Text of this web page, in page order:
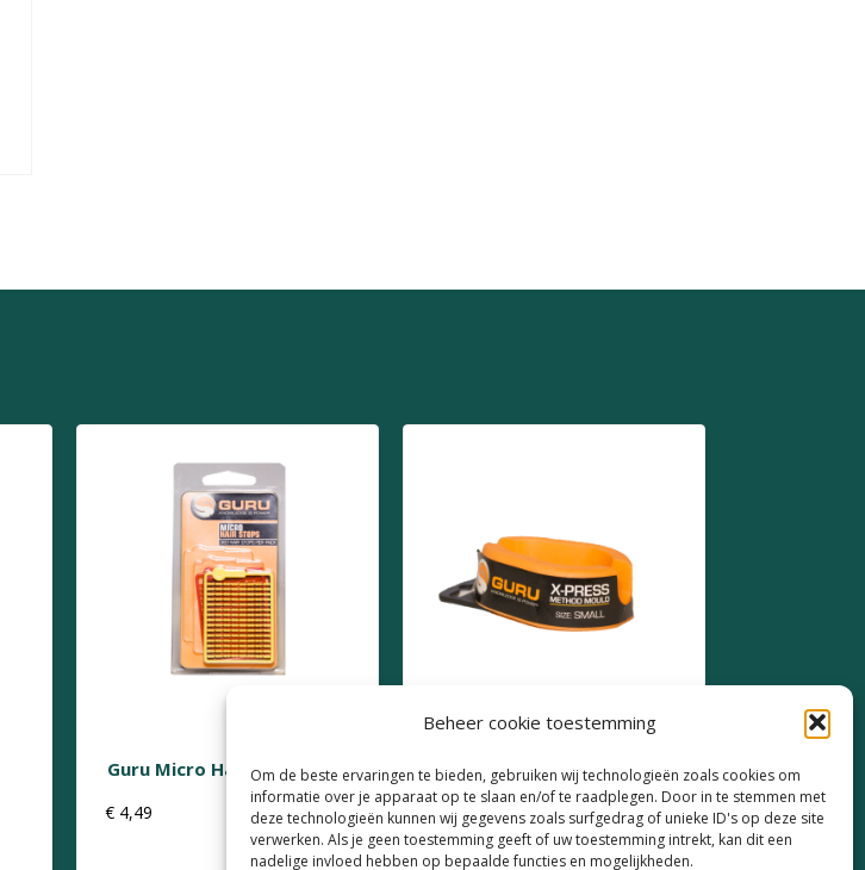
Beheer cookie toestemming
Om de beste ervaringen te bieden, gebruiken wij technologieën zoals cookies om
informatie over je apparaat op te slaan en/of te raadplegen. Door in te stemmen met
deze technologieën kunnen wij gegevens zoals surfgedrag of unieke ID's op deze site
verwerken. Als je geen toestemming geeft of uw toestemming intrekt, kan dit een
nadelige invloed hebben op bepaalde functies en mogelijkheden.
Guru Micro Hair Stops
€ 4,49
Guru X-Press Method
Mould Small
€5,49